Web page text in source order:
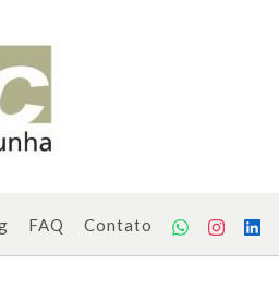
FAQ Contato